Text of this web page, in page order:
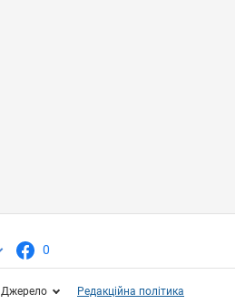
0
Джерело Редакційна політика